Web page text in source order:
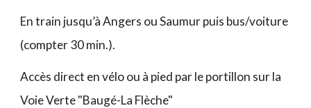
En train jusqu’à Angers ou Saumur puis bus/voiture
(compter 30 min.).
Accès direct en vélo ou à pied par le portillon sur la
Voie Verte "Baugé-La Flèche"